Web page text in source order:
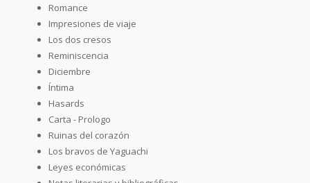
Romance
Impresiones de viaje
Los dos cresos
Reminiscencia
Diciembre
Íntima
Hasards
Carta - Prologo
Ruinas del corazón
Los bravos de Yaguachi
Leyes económicas